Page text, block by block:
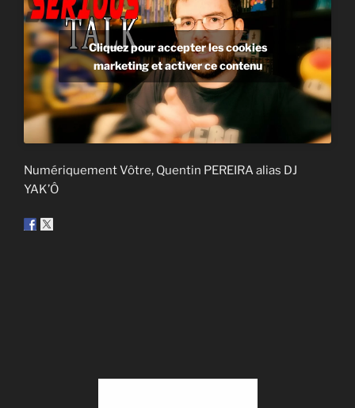
Cliquez pour accepter les cookies
marketing et activer ce contenu
Numériquement Vôtre, Quentin PEREIRA alias DJ
YAK’Ô